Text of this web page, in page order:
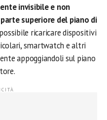
invisibile e non
superiore del piano di
ricaricare dispositivi
smartwatch e altri
appoggiandoli sul piano